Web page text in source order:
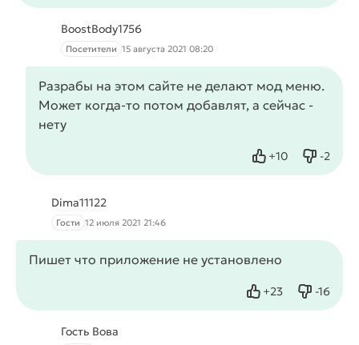
BoostBody1756
Посетители 15 августа 2021 08:20
Разрабы на этом сайте не делают мод меню.
Может когда-то потом добавлят, а сейчас -
нету
+10
Нравится -2
Не
Dima11122
Гости 12 июля 2021 21:46
Пишет что приложение не установлено
+23
Нравится -16
Не
Гость Вова